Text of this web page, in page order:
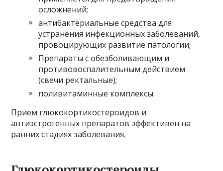
осложнений;
антибактериальные средства для
устранения инфекционных заболеваний,
провоцирующих развитие патологии;
Препараты с обезболивающим и
противовоспалительным действием
(свечи ректальные);
поливитаминные комплексы.
Прием глюкокортикостероидов и
антиэстрогенных препаратов эффективен на
ранних стадиях заболевания.